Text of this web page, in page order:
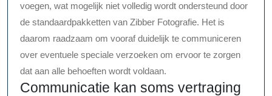
voegen, wat mogelijk niet volledig wordt ondersteund door
de standaardpakketten van Zibber Fotografie. Het is
daarom raadzaam om vooraf duidelijk te communiceren
over eventuele speciale verzoeken om ervoor te zorgen
dat aan alle behoeften wordt voldaan.
Communicatie kan soms vertraging